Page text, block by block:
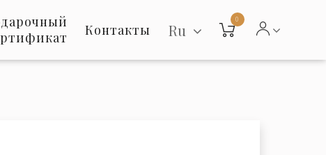
Контакты Ru
0